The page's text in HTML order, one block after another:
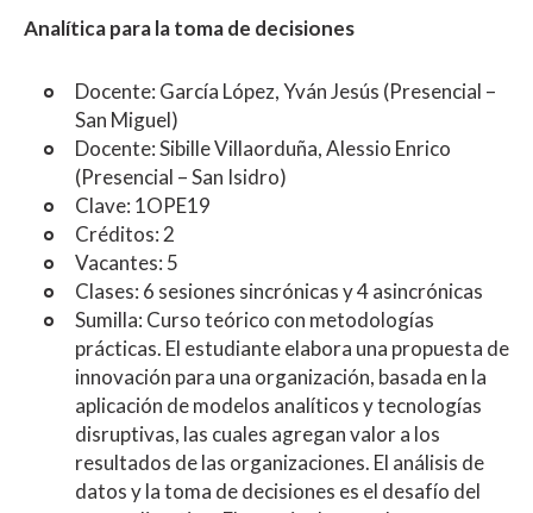
Analítica para la toma de decisiones
Docente: García López, Yván Jesús (Presencial –
San Miguel)
Docente: Sibille Villaorduña, Alessio Enrico
(Presencial – San Isidro)
Clave: 1OPE19
Créditos: 2
Vacantes: 5
Clases: 6 sesiones sincrónicas y 4 asincrónicas
Sumilla: Curso teórico con metodologías
prácticas. El estudiante elabora una propuesta de
innovación para una organización, basada en la
aplicación de modelos analíticos y tecnologías
disruptivas, las cuales agregan valor a los
resultados de las organizaciones. El análisis de
datos y la toma de decisiones es el desafío del